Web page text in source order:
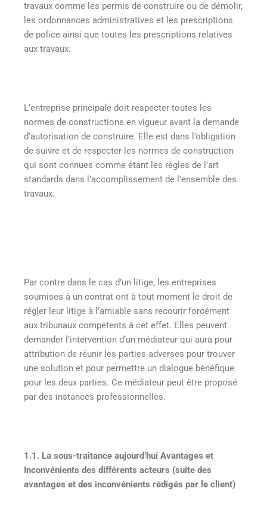
travaux comme les permis de construire ou de démolir,
les ordonnances administratives et les prescriptions
de police ainsi que toutes les prescriptions relatives
aux travaux.
L’entreprise principale doit respecter toutes les
normes de constructions en vigueur avant la demande
d’autorisation de construire. Elle est dans l’obligation
de suivre et de respecter les normes de construction
qui sont connues comme étant les règles de l’art
standards dans l’accomplissement de l’ensemble des
travaux.
Par contre dans le cas d’un litige, les entreprises
soumises à un contrat ont à tout moment le droit de
régler leur litige à l’amiable sans recourir forcément
aux tribunaux compétents à cet effet. Elles peuvent
demander l’intervention d’un médiateur qui aura pour
attribution de réunir les parties adverses pour trouver
une solution et pour permettre un dialogue bénéfique
pour les deux parties. Ce médiateur peut être proposé
par des instances professionnelles.
1.1. La sous-traitance aujourd’hui Avantages et
Inconvénients des différents acteurs (suite des
avantages et des inconvénients rédigés par le client)